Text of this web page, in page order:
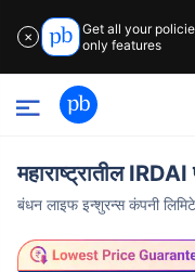
✕
Get all your
only features
महाराष्ट्रातील
बंधन लाइफ इन्शुरन्स कंपनी